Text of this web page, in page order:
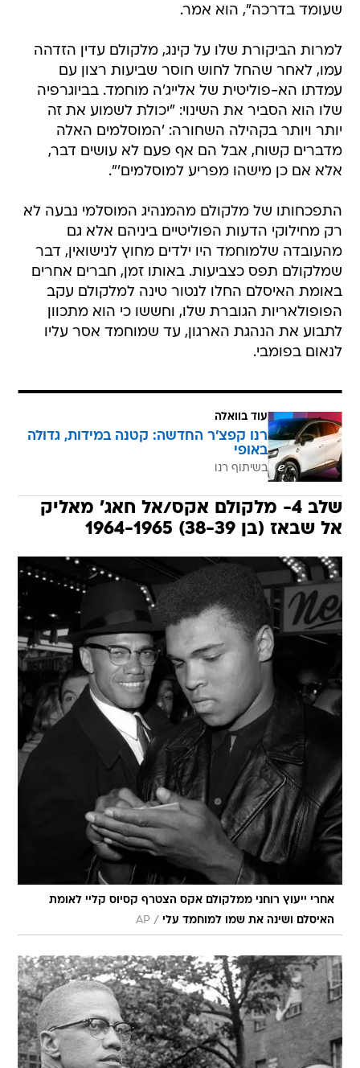
שעומד בדרכה", הוא אמר.
למרות הביקורת שלו על קינג, מלקולם עדין הזדהה
עמו, לאחר שהחל לחוש חוסר שביעות רצון עם
עמדתו הא-פוליטית של אלייג'ה מוחמד. בביוגרפיה
שלו הוא הסביר את השינוי: "יכולת לשמוע את זה
יותר ויותר בקהילה השחורה: 'המוסלמים האלה
מדברים קשוח, אבל הם אף פעם לא עושים דבר,
אלא אם כן מישהו מפריע למוסלמים'".
התפכחותו של מלקולם מהמנהיג המוסלמי נבעה לא
רק מחילוקי הדעות הפוליטיים ביניהם אלא גם
מהעובדה שלמוחמד היו ילדים מחוץ לנישואין, דבר
שמלקולם תפס כצביעות. באותו זמן, חברים אחרים
באומת האיסלם החלו לנטור טינה למלקולם עקב
הפופולאריות הגוברת שלו, וחששו כי הוא מתכוון
לתבוע את הנהגת הארגון, עד שמוחמד אסר עליו
לנאום בפומבי.
עוד בוואלה
רנו קפצ'ר החדשה: קטנה במידות, גדולה
באופי
בשיתוף רנו
שלב 4- מלקולם אקס/אל חאג' מאליק
אל שבאז (בן 38-39) 1964-1965
אחרי ייעוץ רוחני ממלקולם אקס הצטרף קסיוס קליי לאומת
האיסלם ושינה את שמו למוחמד עלי /
AP